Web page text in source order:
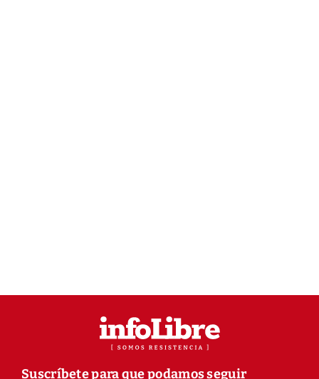
Suscríbete para que podamos seguir